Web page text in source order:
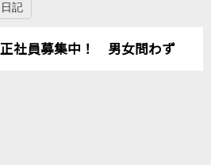
日記
社員募集中！ 男女問わず